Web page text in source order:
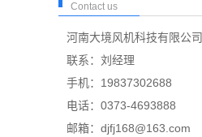
Contact us
河南大境风机科技有限公司
联系：刘经理
手机：19837302688
电话：0373-4693888
邮箱：djfj168@163.com